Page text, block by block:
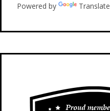
Powered by Translate